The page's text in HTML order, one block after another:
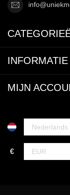
INFORMATIE
MIJN
€